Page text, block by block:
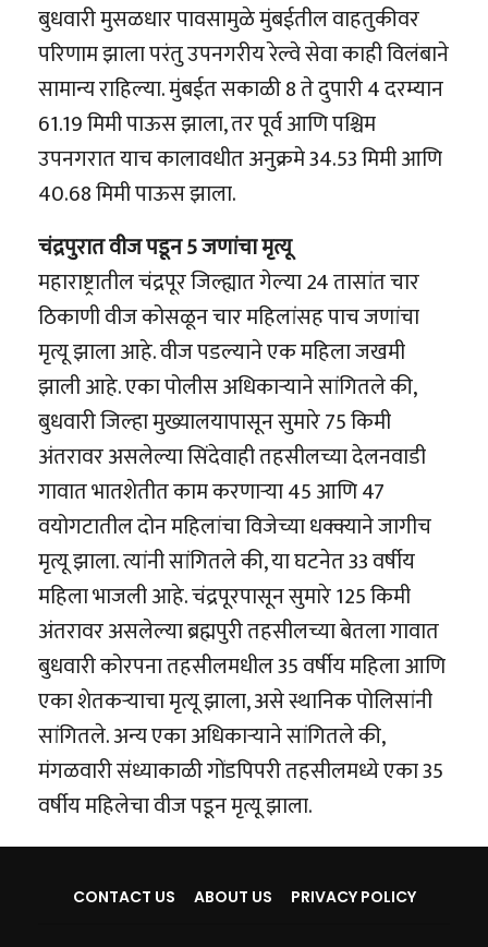
बुधवारी मुसळधार पावसामुळे मुंबईतील वाहतुकीवर
परिणाम झाला परंतु उपनगरीय रेल्वे सेवा काही विलंबाने
सामान्य राहिल्या. मुंबईत सकाळी 8 ते दुपारी 4 दरम्यान
61.19 मिमी पाऊस झाला, तर पूर्व आणि पश्चिम
उपनगरात याच कालावधीत अनुक्रमे 34.53 मिमी आणि
40.68 मिमी पाऊस झाला.
चंद्रपुरात वीज पडून 5 जणांचा मृत्यू
महाराष्ट्रातील चंद्रपूर जिल्ह्यात गेल्या 24 तासांत चार
ठिकाणी वीज कोसळून चार महिलांसह पाच जणांचा
मृत्यू झाला आहे. वीज पडल्याने एक महिला जखमी
झाली आहे. एका पोलीस अधिकाऱ्याने सांगितले की,
बुधवारी जिल्हा मुख्यालयापासून सुमारे 75 किमी
अंतरावर असलेल्या सिंदेवाही तहसीलच्या देलनवाडी
गावात भातशेतीत काम करणाऱ्या 45 आणि 47
वयोगटातील दोन महिलांचा विजेच्या धक्क्याने जागीच
मृत्यू झाला. त्यांनी सांगितले की, या घटनेत 33 वर्षीय
महिला भाजली आहे. चंद्रपूरपासून सुमारे 125 किमी
अंतरावर असलेल्या ब्रह्मपुरी तहसीलच्या बेतला गावात
बुधवारी कोरपना तहसीलमधील 35 वर्षीय महिला आणि
एका शेतकऱ्याचा मृत्यू झाला, असे स्थानिक पोलिसांनी
सांगितले. अन्य एका अधिकाऱ्याने सांगितले की,
मंगळवारी संध्याकाळी गोंडपिपरी तहसीलमध्ये एका 35
वर्षीय महिलेचा वीज पडून मृत्यू झाला.
CONTACT US ABOUT US PRIVACY POLICY